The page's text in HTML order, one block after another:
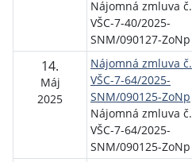
Nájomná zmluva č.
VŠC-7-40/2025-
SNM/090127-ZoNp
14.
Máj
2025
Nájomná zmluva č.
VŠC-7-64/2025-
SNM/090125-ZoNp
Nájomná zmluva č.
VŠC-7-64/2025-
SNM/090125-ZoNp